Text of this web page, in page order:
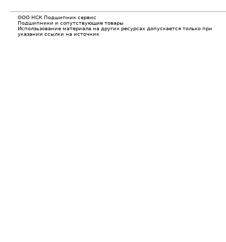
ООО НСК Подшипник сервис
Подшипники и сопутствующие товары
Исползьзование материала на других ресурсах допускается только при
указании ссылки на источник